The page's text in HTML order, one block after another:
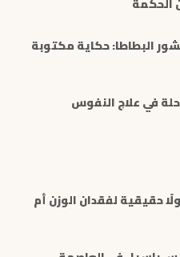
البطاطا: حكاية مكتوبة
في علاج النفوس
حقيقية لفقدان الوزن أم